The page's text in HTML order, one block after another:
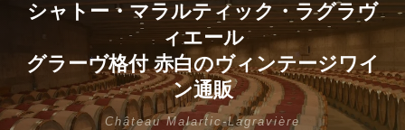
シャトー・マラルティック・ラグラヴ
ィエール
グラーヴ格付 赤白のヴィンテージワイ
ン通販
Château Malartic-Lagravière